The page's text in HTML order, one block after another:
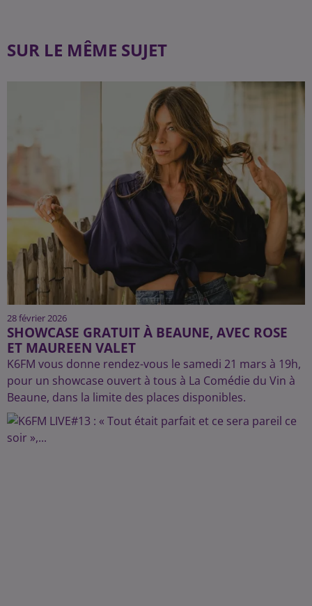
SUR LE MÊME SUJET
28 février 2026
SHOWCASE GRATUIT À BEAUNE, AVEC ROSE
ET MAUREEN VALET
K6FM vous donne rendez-vous le samedi 21 mars à 19h,
pour un showcase ouvert à tous à La Comédie du Vin à
Beaune, dans la limite des places disponibles.